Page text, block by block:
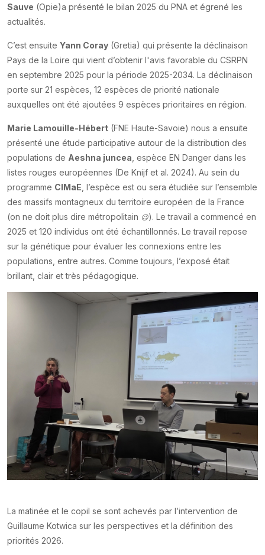
Sauve (Opie)a présenté le bilan 2025 du PNA et égrené les
actualités.
C’est ensuite Yann Coray (Gretia) qui présente la déclinaison
Pays de la Loire qui vient d’obtenir l'avis favorable du CSRPN
en septembre 2025 pour la période 2025-2034. La déclinaison
porte sur 21 espèces, 12 espèces de priorité nationale
auxquelles ont été ajoutées 9 espèces prioritaires en région.
Marie Lamouille-Hébert (FNE Haute-Savoie) nous a ensuite
présenté une étude participative autour de la distribution des
populations de Aeshna juncea , espèce EN Danger dans les
listes rouges européennes (De Knijf et al. 2024). Au sein du
programme CIMaE , l’espèce est ou sera étudiée sur l’ensemble
des massifs montagneux du territoire européen de la France
(on ne doit plus dire métropolitain 😉). Le travail a commencé en
2025 et 120 individus ont été échantillonnés. Le travail repose
sur la génétique pour évaluer les connexions entre les
populations, entre autres. Comme toujours, l’exposé était
brillant, clair et très pédagogique.
La matinée et le copil se sont achevés par l’intervention de
Guillaume Kotwica sur les perspectives et la définition des
priorités 2026.